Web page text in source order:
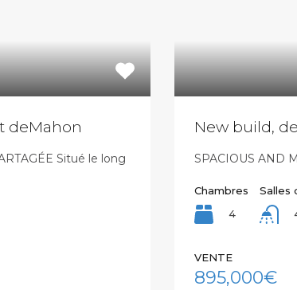
deMahon
Situé le long
New build,
SPACIOUS AND
Chambres
4
Salles
VENTE
895,000€